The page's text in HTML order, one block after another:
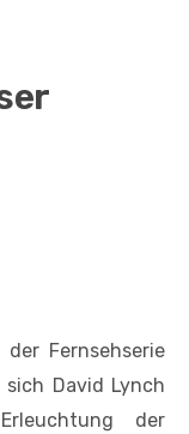
Fernsehserie
David Lynch
der